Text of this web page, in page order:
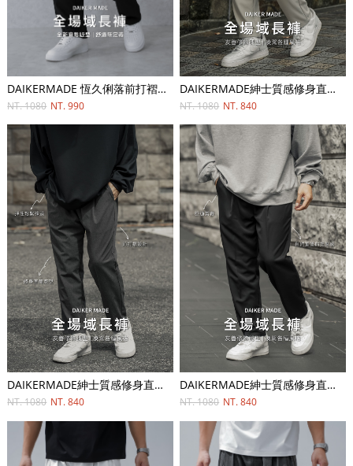
DAIKERMADE 恆久俐落前打褶比例長褲
NT. 1080 NT. 990
DAIKERMADE紳士質感修身直筒長褲
NT. 1080 NT. 840
DAIKERMADE紳士質感修身直筒長褲
NT. 1080 NT. 840
DAIKERMADE紳士質感修身直筒長褲
NT. 1080 NT. 840